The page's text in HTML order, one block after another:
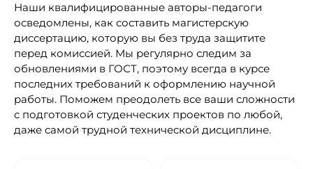
Наши квалифицированные авторы-педагоги
осведомлены, как составить магистерскую
диссертацию, которую вы без труда защитите
перед комиссией. Мы регулярно следим за
обновлениями в ГОСТ, поэтому всегда в курсе
последних требований к оформлению научной
работы. Поможем преодолеть все ваши сложности
с подготовкой студенческих проектов по любой,
даже самой трудной технической дисциплине.